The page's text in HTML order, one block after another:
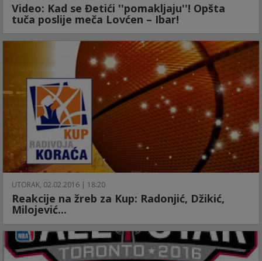
Video: Kad se Đetići ''pomakljaju''! Opšta
tuča poslije meča Lovćen – Ibar!
UTORAK, 02.02.2016 | 18:20
Reakcije na žreb za Kup: Radonjić, Džikić,
Milojević...